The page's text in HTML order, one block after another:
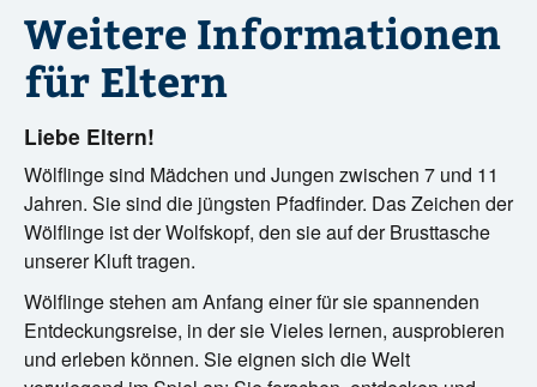
Weitere Informationen
für Eltern
Liebe Eltern!
Wölflinge sind Mädchen und Jungen zwischen 7 und 11
Jahren. Sie sind die jüngsten Pfadfinder. Das Zeichen der
Wölflinge ist der Wolfskopf, den sie auf der Brusttasche
unserer Kluft tragen.
Wölflinge stehen am Anfang einer für sie spannenden
Entdeckungsreise, in der sie Vieles lernen, ausprobieren
und erleben können. Sie eignen sich die Welt